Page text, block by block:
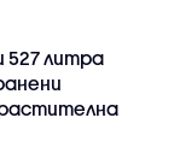
527 литра